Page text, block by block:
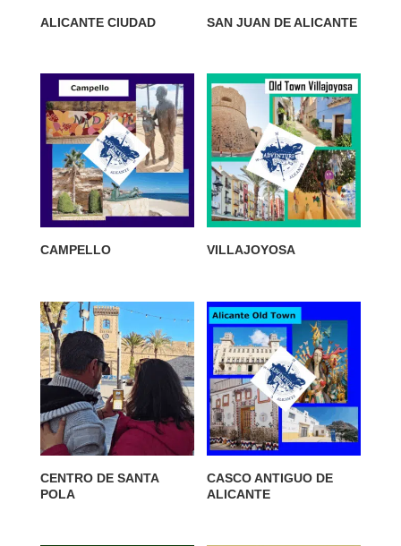
ALICANTE CIUDAD SAN JUAN DE ALICANTE
CAMPELLO VILLAJOYOSA
CENTRO DE SANTA
POLA
CASCO ANTIGUO DE
ALICANTE